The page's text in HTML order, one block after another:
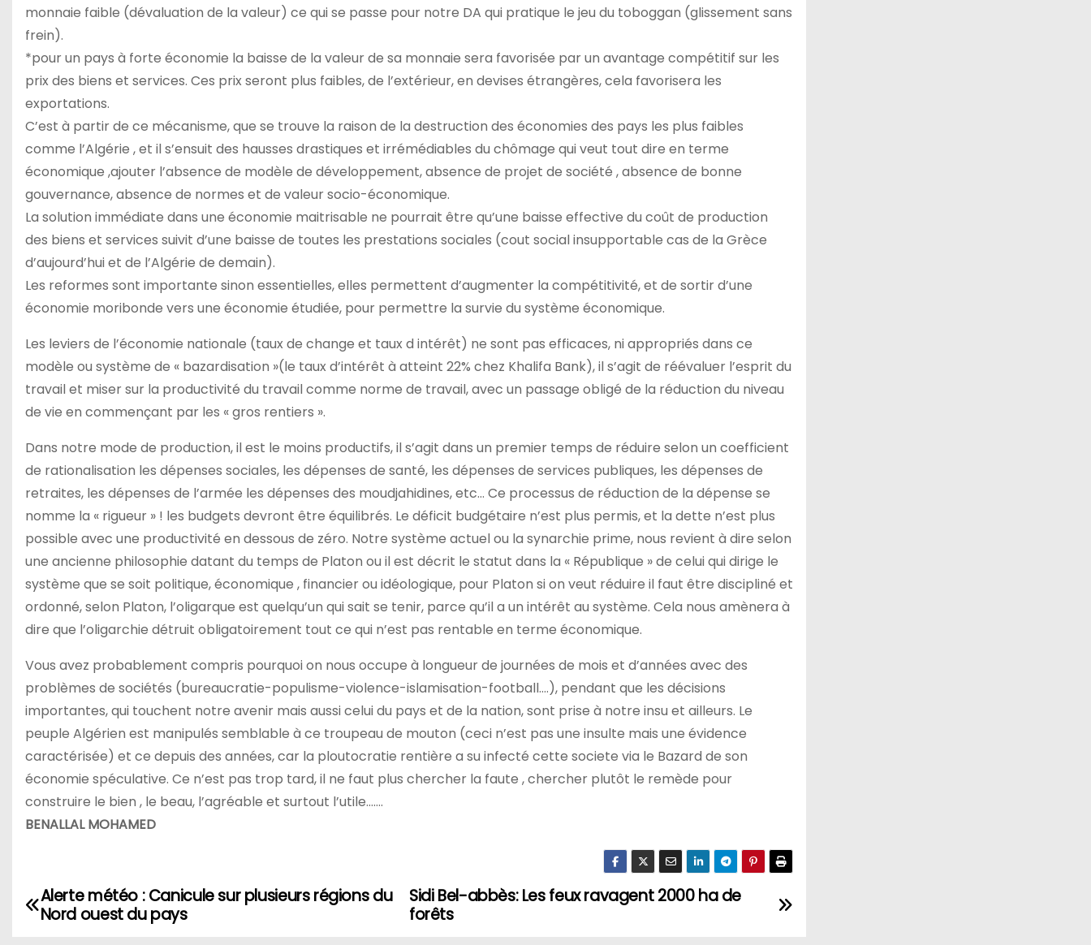
monnaie faible (dévaluation de la valeur) ce qui se passe pour notre DA qui pratique le jeu du toboggan (glissement sans
frein).
*pour un pays à forte économie la baisse de la valeur de sa monnaie sera favorisée par un avantage compétitif sur les
prix des biens et services. Ces prix seront plus faibles, de l’extérieur, en devises étrangères, cela favorisera les
exportations.
C’est à partir de ce mécanisme, que se trouve la raison de la destruction des économies des pays les plus faibles
comme l’Algérie , et il s’ensuit des hausses drastiques et irrémédiables du chômage qui veut tout dire en terme
économique ,ajouter l’absence de modèle de développement, absence de projet de société , absence de bonne
gouvernance, absence de normes et de valeur socio-économique.
La solution immédiate dans une économie maitrisable ne pourrait être qu’une baisse effective du coût de production
des biens et services suivit d’une baisse de toutes les prestations sociales (cout social insupportable cas de la Grèce
d’aujourd’hui et de l’Algérie de demain).
Les reformes sont importante sinon essentielles, elles permettent d’augmenter la compétitivité, et de sortir d’une
économie moribonde vers une économie étudiée, pour permettre la survie du système économique.
Les leviers de l’économie nationale (taux de change et taux d intérêt) ne sont pas efficaces, ni appropriés dans ce
modèle ou système de « bazardisation »(le taux d’intérêt à atteint 22% chez Khalifa Bank), il s’agit de réévaluer l’esprit du
travail et miser sur la productivité du travail comme norme de travail, avec un passage obligé de la réduction du niveau
de vie en commençant par les « gros rentiers ».
Dans notre mode de production, il est le moins productifs, il s’agit dans un premier temps de réduire selon un coefficient
de rationalisation les dépenses sociales, les dépenses de santé, les dépenses de services publiques, les dépenses de
retraites, les dépenses de l’armée les dépenses des moudjahidines, etc… Ce processus de réduction de la dépense se
nomme la « rigueur » ! les budgets devront être équilibrés. Le déficit budgétaire n’est plus permis, et la dette n’est plus
possible avec une productivité en dessous de zéro. Notre système actuel ou la synarchie prime, nous revient à dire selon
une ancienne philosophie datant du temps de Platon ou il est décrit le statut dans la « République » de celui qui dirige le
système que se soit politique, économique , financier ou idéologique, pour Platon si on veut réduire il faut être discipliné et
ordonné, selon Platon, l’oligarque est quelqu’un qui sait se tenir, parce qu’il a un intérêt au système. Cela nous amènera à
dire que l’oligarchie détruit obligatoirement tout ce qui n’est pas rentable en terme économique.
Vous avez probablement compris pourquoi on nous occupe à longueur de journées de mois et d’années avec des
problèmes de sociétés (bureaucratie-populisme-violence-islamisation-football….), pendant que les décisions
importantes, qui touchent notre avenir mais aussi celui du pays et de la nation, sont prise à notre insu et ailleurs. Le
peuple Algérien est manipulés semblable à ce troupeau de mouton (ceci n’est pas une insulte mais une évidence
caractérisée) et ce depuis des années, car la ploutocratie rentière a su infecté cette societe via le Bazard de son
économie spéculative. Ce n’est pas trop tard, il ne faut plus chercher la faute , chercher plutôt le remède pour
construire le bien , le beau, l’agréable et surtout l’utile…….
BENALLAL MOHAMED
N
Sidi Bel-abbès: Les feux ravagent 2000 ha de
forêts
Alerte météo : Canicule sur plusieurs régions du
Nord ouest du pays